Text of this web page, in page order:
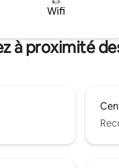
avenues principales et
d'affaires Idéal pour les escapades ou les
Wifi
à proximité